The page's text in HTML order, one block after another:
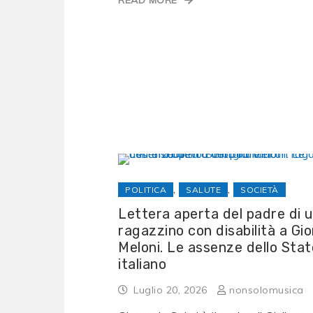
POLITICA , SALUTE , SOCIETÀ
Lettera aperta del padre di
ragazzino con disabilità a
Meloni. Le assenze dello
italiano
Luglio 20, 2026 nonsolomusica